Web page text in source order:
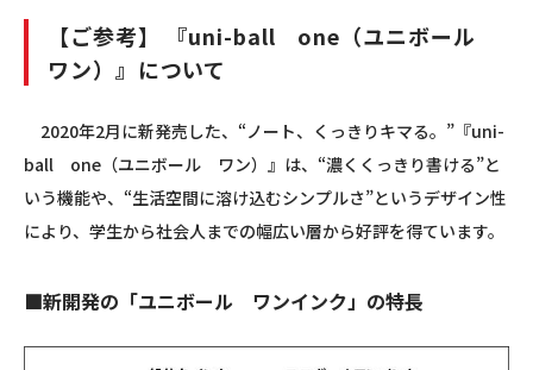
【ご参考】 『uni-ball one（ユニボール
ワン）』について
2020年2月に新発売した、“ノート、くっきりキマる。”『uni-
ball one（ユニボール ワン）』は、“濃くくっきり書ける”と
いう機能や、“生活空間に溶け込むシンプルさ”というデザイン性
により、学生から社会人までの幅広い層から好評を得ています。
■新開発の「ユニボール ワンインク」の特長